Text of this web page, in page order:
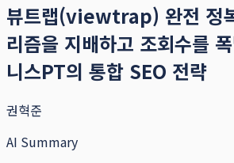
뷰트랩(viewtrap) 완전 정
리즘을 지배하고 조회수를
니스PT의 통합 SEO 전략
권혁준
AI Summary